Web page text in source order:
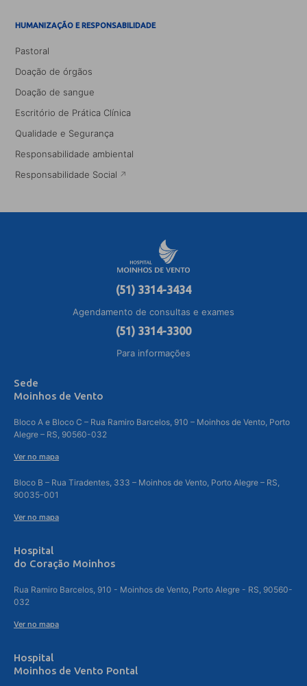
HUMANIZAÇÃO E RESPONSABILIDADE
Pastoral
Doação de órgãos
Doação de sangue
Escritório de Prática Clínica
Qualidade e Segurança
Responsabilidade ambiental
Responsabilidade Social
(51) 3314-3434
Agendamento de consultas e exames
(51) 3314-3300
Para informações
Sede
Moinhos de Vento
Bloco A e Bloco C – Rua Ramiro Barcelos, 910 – Moinhos de Vento, Porto
Alegre – RS, 90560-032
Ver no mapa
Bloco B – Rua Tiradentes, 333 – Moinhos de Vento, Porto Alegre – RS,
90035-001
Ver no mapa
Hospital
do Coração Moinhos
Rua Ramiro Barcelos, 910 - Moinhos de Vento, Porto Alegre - RS, 90560-
032
Ver no mapa
Hospital
Moinhos de Vento Pontal